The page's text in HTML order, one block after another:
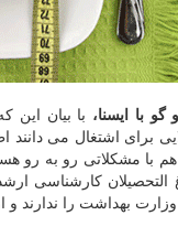
با ایسنا، با بیان این
برای اشتغال می
با مشكلاتی رو به رو
التحصیلان كارشناسی
بهداشت را ندارند و